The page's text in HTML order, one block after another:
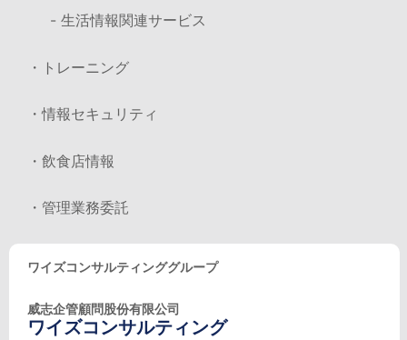
- 生活情報関連サービス
・トレーニング
・情報セキュリティ
・飲食店情報
・管理業務委託
ワイズコンサルティンググループ
威志企管顧問股份有限公司
ワイズコンサルティング